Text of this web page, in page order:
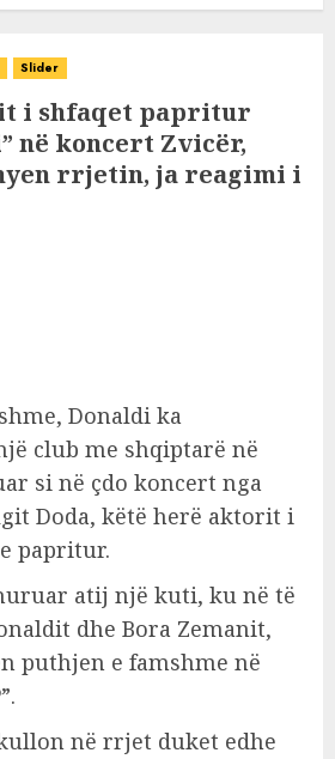
Slider
i shfaqet papritur
në koncert Zvicër,
rrjetin, ja reagimi i
Donaldi ka
club me shqiptarë në
si në çdo koncert nga
Doda, këtë herë aktorit i
papritur.
atij një kuti, ku në të
dhe Bora Zemanit,
puthjen e famshme në
në rrjet duket edhe